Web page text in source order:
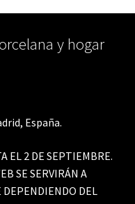
y hogar
España.
EL 2 DE SEPTIEMBRE.
SE SERVIRÁN A
DEL